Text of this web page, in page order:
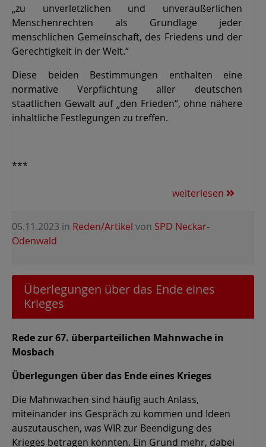
„zu unverletzlichen und unveräußerlichen
Menschenrechten als Grundlage jeder
menschlichen Gemeinschaft, des Friedens und der
Gerechtigkeit in der Welt.“
Diese beiden Bestimmungen enthalten eine
normative Verpflichtung aller deutschen
staatlichen Gewalt auf „den Frieden“, ohne nähere
inhaltliche Festlegungen zu treffen.
***
weiterlesen
05.11.2023 in Reden/Artikel von SPD Neckar-
Odenwald
Überlegungen über das Ende eines
Krieges
Rede zur 67. überparteilichen Mahnwache in
Mosbach
Überlegungen über das Ende eines Krieges
Die Mahnwachen sind häufig auch Anlass,
miteinander ins Gespräch zu kommen und Ideen
auszutauschen, was WIR zur Beendigung des
Krieges betragen könnten. Ein Grund mehr, dabei